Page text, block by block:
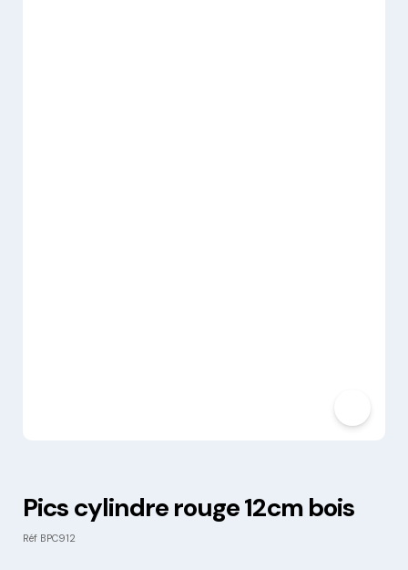
Pics cylindre rouge 12cm bois
Réf BPC912